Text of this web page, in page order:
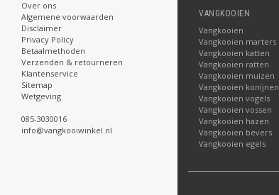
Over ons
Algemene voorwaarden
Disclaimer
Privacy Policy
Betaalmethoden
Verzenden & retourneren
Klantenservice
Sitemap
Wetgeving
085-3030016
info@vangkooiwinkel.nl
.
.
.
.
.
.
.
.
.
.
.
VANGKOOIEN
Vangkooien
Vangkooien marters
Vangkooien katten
Vangkooien ratten
Vangkooien muizen
Vangkooien konijnen
Vangkooien vogels
Vangkooien vossen
Vangkooien hazen
Vangkooien bevers
Vangkooien egels